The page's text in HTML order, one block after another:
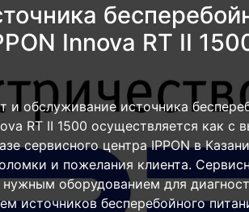
Innova RT II
и обслуживание источника
RT II 1500 осуществляется как с
сервисного центра IPPON в
и пожелания клиента.
нужным оборудованием для
источников бесперебойного